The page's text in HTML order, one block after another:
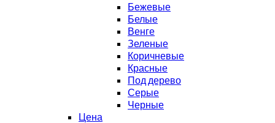
Бежевые
Белые
Венге
Зеленые
Коричневые
Красные
Под дерево
Серые
Черные
Цена